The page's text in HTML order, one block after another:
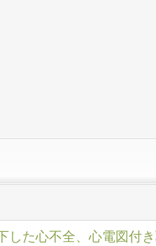
した心不全、心電図付